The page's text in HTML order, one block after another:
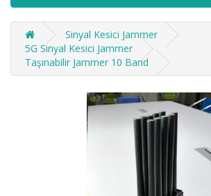
Sinyal Kesici Jammer
5G Sinyal Kesici Jammer
Taşınabilir Jammer 10 Band